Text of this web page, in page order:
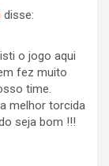
disse:
o jogo aqui
fez muito
time.
melhor torcida
seja bom !!!